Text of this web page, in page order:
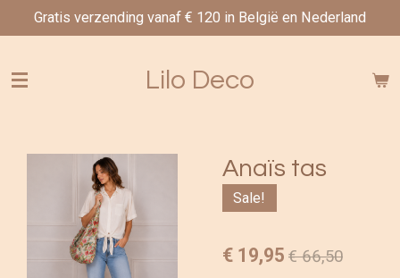
direct
de
Gratis verzending vanaf € 120 in België en Nederland
Lilo Deco
Anaïs tas
Sale!
€ 19,95 € 66,50